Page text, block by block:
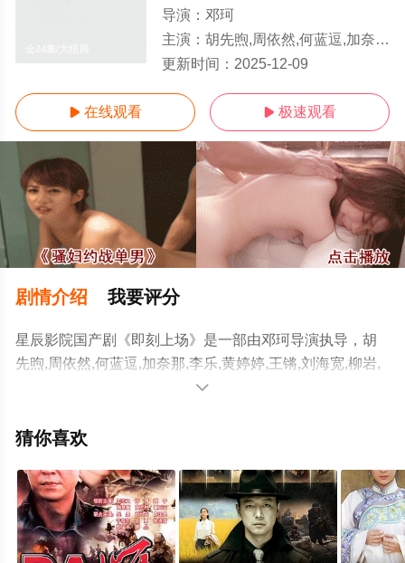
导演： 邓珂
主演： 胡先煦,周依然,何蓝逗,加奈那,李乐,黄婷婷,王锵,刘海宽,柳岩,袁文康,孙淳,杨玏,张晞临,黄圣池
更新时间： 2025-12-09
 在线观看  极速观看
剧情介绍 我要评分
星辰影院国产剧《即刻上场》是一部由邓珂导演执导，胡
先煦,周依然,何蓝逗,加奈那,李乐,黄婷婷,王锵,刘海宽,柳岩,
袁文康,孙淳,杨玏,张晞临,黄圣池等明星精彩演绎的中国大
高清无删减完整版电视剧全集就来星辰影视，更多相关信

猜你喜欢